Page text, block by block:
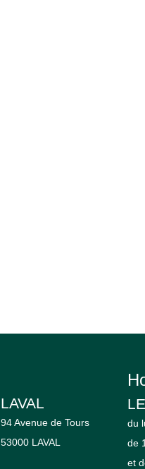
LAVAL
94 Avenue de Tours
53000 LAVAL
du
de
et